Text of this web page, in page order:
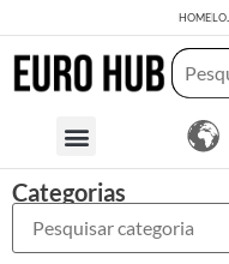
HOME
Categorias